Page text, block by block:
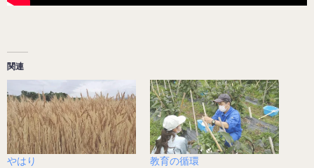
関連
やはり
教育の循環